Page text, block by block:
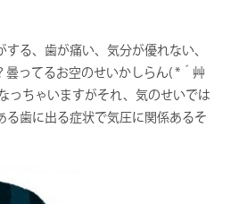
る、歯が痛い、気分が優れない、
曇ってるお空のせいかしらん( *´艸
っちゃいますがそれ、気のせいでは
る歯に出る症状で気圧に関係あるそ